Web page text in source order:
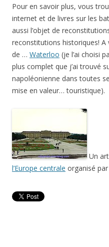
Pour en savoir plus, vous
internet et de livres sur les
aussi l’objet de
reconstitutions historiques! A
de … Waterloo (je l’ai choisi
plus complet que j’ai trouvé
napoléonienne dans toutes
mise en valeur… touristique).
Un
l’Europe centrale organisé par